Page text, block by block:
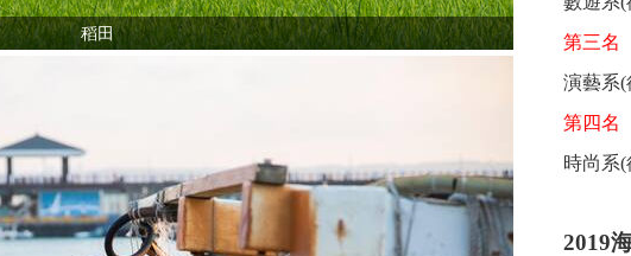
稻田
第三名
演藝系(
第四名
時尚系(
2019